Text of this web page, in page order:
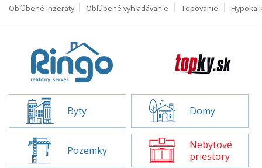
Obľúbené inzeráty Obľúbené vyhľadávanie Topovanie
Byty Domy
Pozemky
Nebytové
priestory